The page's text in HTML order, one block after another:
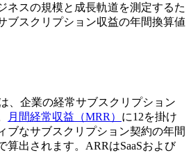
ネスの規模と成長軌道を測定するた
ブスクリプション収益の年間換算値
、企業の経常サブスクリプション
月間経常収益（MRR） に12を掛け
ブなサブスクリプション契約の年間
算出されます。ARRはSaaSおよび